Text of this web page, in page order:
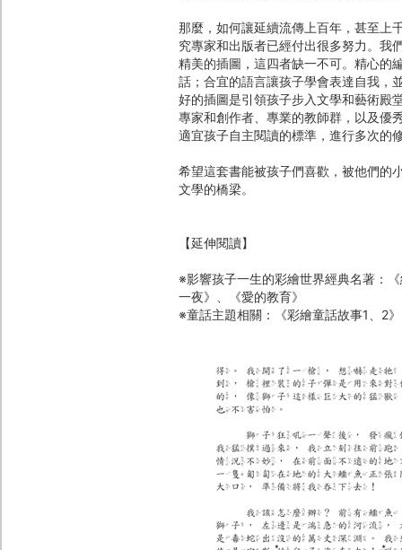
那麼，如何讓延續流傳上百年，甚至上
究專家和出版者已經付出很多努力。我
精美的插圖，這四者缺一不可。精心的
話；合宜的語言讓孩子學會表達自我，
好的插圖是引領孩子步入文學和藝術殿
專家和創作者、專業的教師群，以及優
適宜孩子自主閱讀的標準，進行多次的
希望這套書能被孩子們喜歡，被他們的
文學的橋梁。
【延伸閱讀】
※影響孩子一生的彩繪世界經典名著：
一夜》、《愛的教育》
※童話主題相關：《彩繪童話故事1、2》